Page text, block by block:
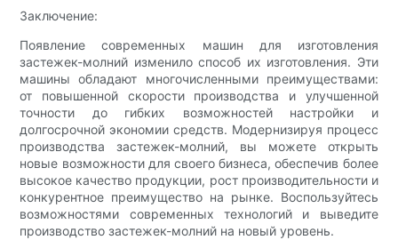
Заключение:
Появление современных машин для изготовления
застежек-молний изменило способ их изготовления. Эти
машины обладают многочисленными преимуществами:
от повышенной скорости производства и улучшенной
точности до гибких возможностей настройки и
долгосрочной экономии средств. Модернизируя процесс
производства застежек-молний, вы можете открыть
новые возможности для своего бизнеса, обеспечив более
высокое качество продукции, рост производительности и
конкурентное преимущество на рынке. Воспользуйтесь
возможностями современных технологий и выведите
производство застежек-молний на новый уровень.